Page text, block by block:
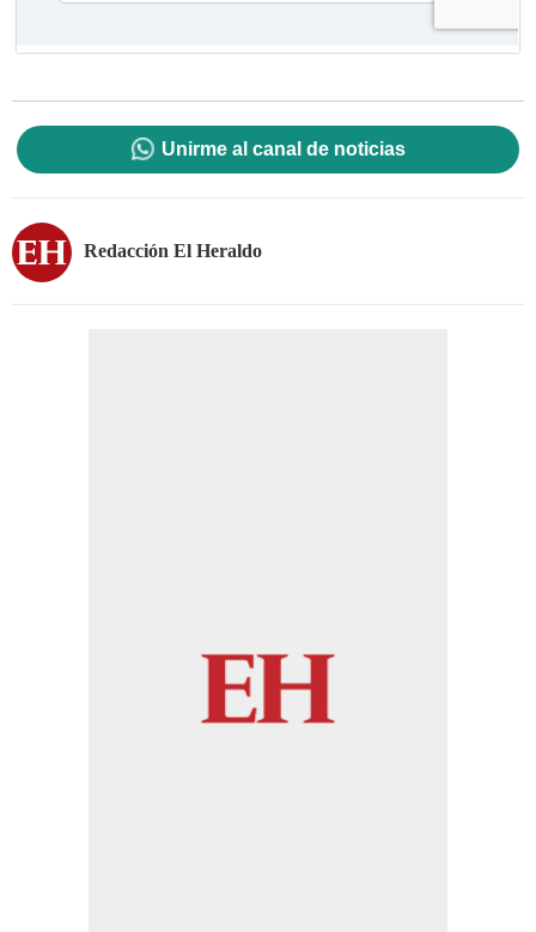
Unirme al canal de noticias
Redacción El Heraldo